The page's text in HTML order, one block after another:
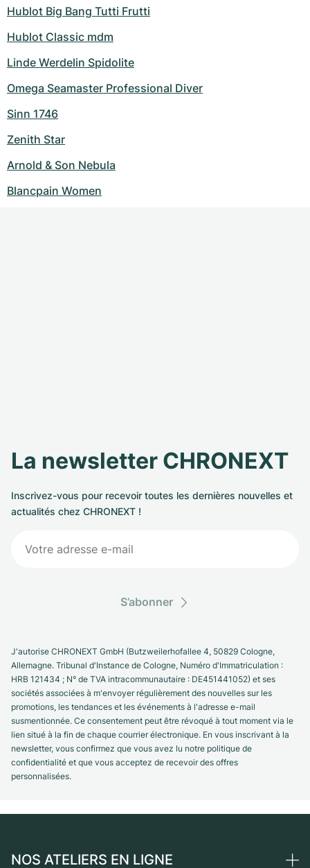
Hublot Big Bang Tutti Frutti
Hublot Classic mdm
Linde Werdelin Spidolite
Omega Seamaster Professional Diver
Sinn 1746
Zenith Star
Arnold & Son Nebula
Blancpain Women
La newsletter CHRONEXT
Inscrivez-vous pour recevoir toutes les dernières nouvelles et
actualités chez CHRONEXT !
S’abonner
J'autorise CHRONEXT GmbH (Butzweilerhofallee 4, 50829 Cologne,
Allemagne. Tribunal d'Instance de Cologne, Numéro d'Immatriculation :
HRB 121434 ; N° de TVA intracommunautaire : DE451441052) et ses
sociétés associées à m'envoyer régulièrement des nouvelles sur les
promotions, les tendances et les événements à l'adresse e-mail
susmentionnée. Ce consentement peut être révoqué à tout moment via le
lien situé à la fin de chaque courrier électronique. En vous inscrivant à la
newsletter, vous confirmez que vous avez lu notre politique de
confidentialité et que vous acceptez de recevoir des offres
personnalisées.
NOS ATELIERS EN LIGNE